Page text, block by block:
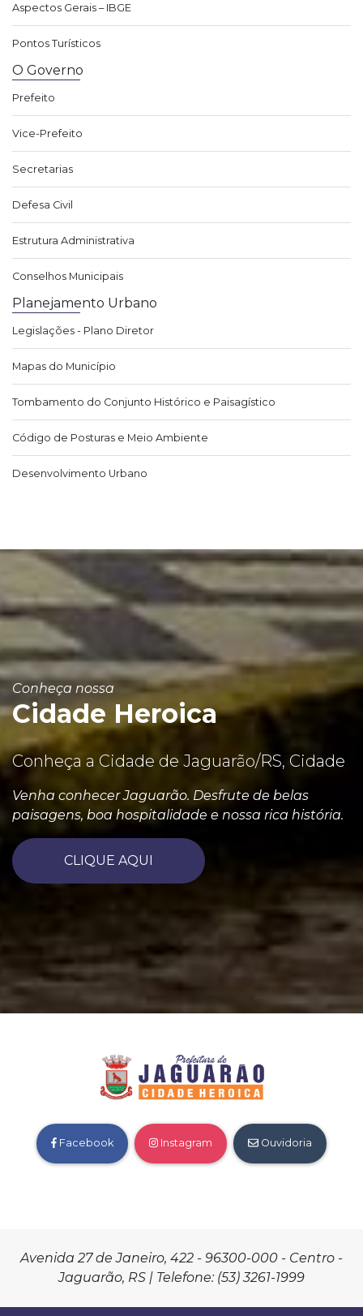
Aspectos Gerais – IBGE
Pontos Turísticos
O Governo
Prefeito
Vice-Prefeito
Secretarias
Defesa Civil
Estrutura Administrativa
Conselhos Municipais
Planejamento Urbano
Legislações - Plano Diretor
Mapas do Município
Tombamento do Conjunto Histórico e Paisagístico
Código de Posturas e Meio Ambiente
Desenvolvimento Urbano
Conheça nossa
Cidade Heroica
Conheça a Cidade de Jaguarão/RS, Cidade
Venha conhecer Jaguarão. Desfrute de belas
paisagens, boa hospitalidade e nossa rica história.
CLIQUE AQUI
Facebook Instagram Ouvidoria
Avenida 27 de Janeiro, 422 - 96300-000 - Centro -
Jaguarão, RS | Telefone: (53) 3261-1999